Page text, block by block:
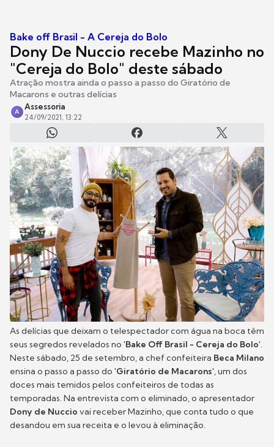
Bake off Brasil - A Cereja do Bolo
Dony De Nuccio recebe Mazinho no
"Cereja do Bolo" deste sábado
Atração mostra ainda o passo a passo do Giratório de
Macarons e outras delícias
A
Assessoria
24/09/2021, 13:22
As delícias que deixam o telespectador com água na boca têm
seus segredos revelados no 'Bake Off Brasil - Cereja do Bolo'.
Neste sábado, 25 de setembro, a chef confeiteira Beca Milano
ensina o passo a passo do 'Giratório de Macarons', um dos
doces mais temidos pelos confeiteiros de todas as
temporadas. Na entrevista com o eliminado, o apresentador
Dony de Nuccio vai receber Mazinho, que conta tudo o que
desandou em sua receita e o levou à eliminação.